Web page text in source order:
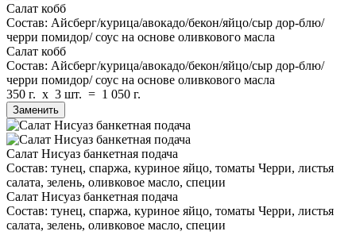
Салат кобб
Состав: Айсберг/курица/авокадо/бекон/яйцо/сыр дор-блю/
черри помидор/ соус на основе оливкового масла
Салат кобб
Состав: Айсберг/курица/авокадо/бекон/яйцо/сыр дор-блю/
черри помидор/ соус на основе оливкового масла
350 г. x 3 шт. = 1 050 г.
Заменить
Салат Нисуаз банкетная подача
Состав: тунец, спаржа, куриное яйцо, томаты Черри, листья
салата, зелень, оливковое масло, специи
Салат Нисуаз банкетная подача
Состав: тунец, спаржа, куриное яйцо, томаты Черри, листья
салата, зелень, оливковое масло, специи